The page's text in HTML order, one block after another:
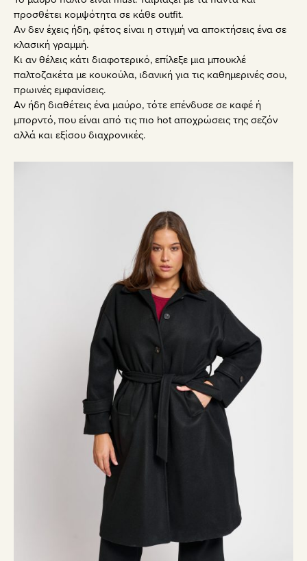
προσθέτει κομψότητα σε κάθε outfit.
Αν δεν έχεις ήδη, φέτος είναι η στιγμή να αποκτήσεις ένα σε
κλασική γραμμή.
Κι αν θέλεις κάτι διαφοτερικό, επίλεξε μια μπουκλέ
παλτοζακέτα με κουκούλα, ιδανική για τις καθημερινές σου,
πρωινές εμφανίσεις.
Αν ήδη διαθέτεις ένα μαύρο, τότε επένδυσε σε καφέ ή
μπορντό, που είναι από τις πιο hot αποχρώσεις της σεζόν
αλλά και εξίσου διαχρονικές.